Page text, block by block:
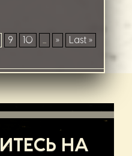
9 10 » Last »
НА